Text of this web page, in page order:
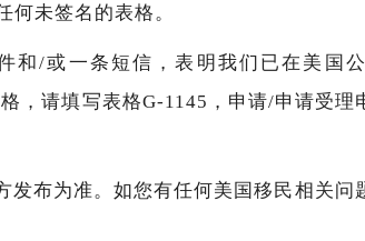
何未签名的表格。
和/或一条短信，表明我们已在美国
，请填写表格G-1145，申请/申请受理
发布为准。如您有任何美国移民相关问